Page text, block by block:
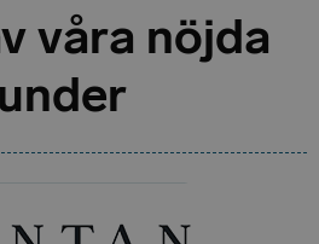
våra nöjda